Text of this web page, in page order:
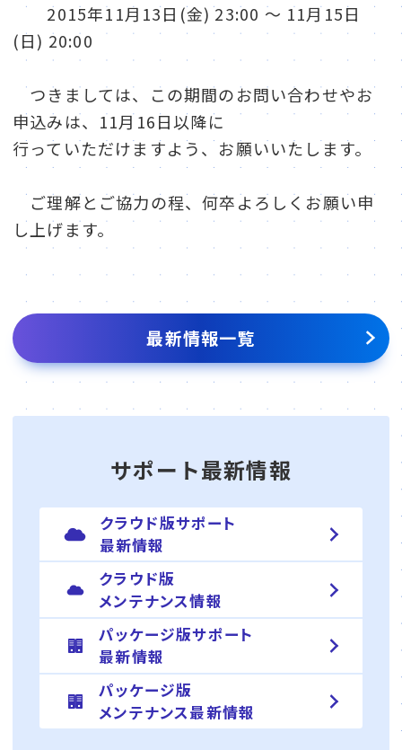
2015年11月13日(金) 23:00 ～ 11月15日
(日) 20:00
つきましては、この期間のお問い合わせやお
申込みは、11月16日以降に
行っていただけますよう、お願いいたします。
ご理解とご協力の程、何卒よろしくお願い申
し上げます。
最新情報一覧
サポート最新情報
クラウド版サポート
最新情報
クラウド版
メンテナンス情報
パッケージ版サポート
最新情報
パッケージ版
メンテナンス最新情報